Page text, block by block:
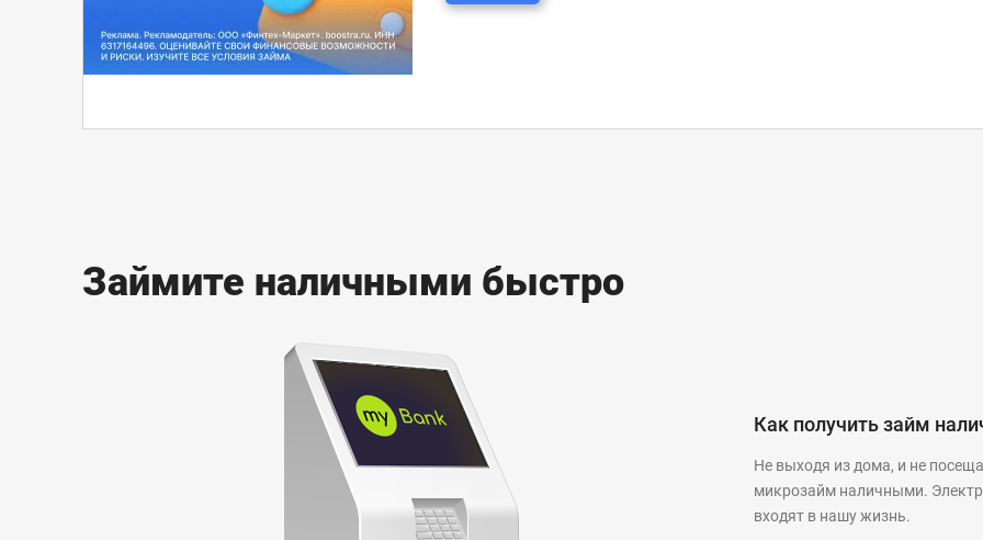
Займите наличными быстро
Как получить займ
Не выходя из дома, и не
микрозайм наличными.
входят в нашу жизнь.